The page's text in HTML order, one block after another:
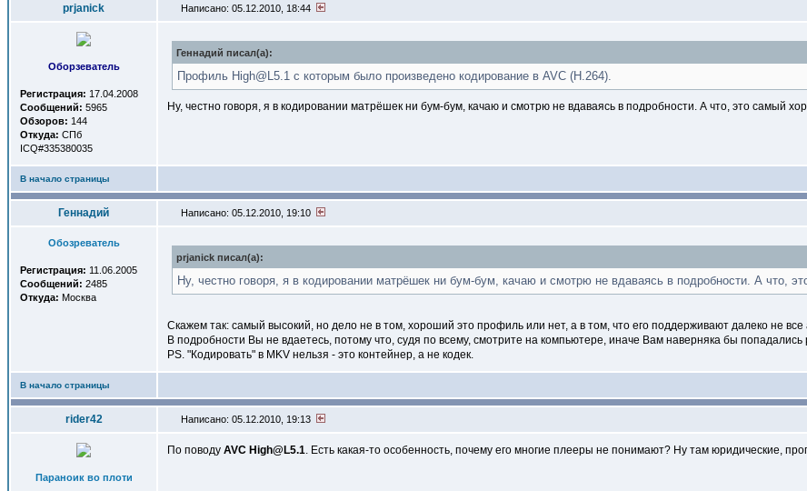
prjanick Написано: 05.12.2010, 18:44
Оборзеватель
Регистрация: 17.04.2008
Сообщений: 5965
Обзоров: 144
Откуда: СПб
ICQ#335380035
Геннадий писал(a):
Профиль High@L5.1 с которым было произведено кодирование в AVC (H.264).
Ну, честно говоря, я в кодировании матрёшек ни бум-бум, качаю и смотрю не вдаваясь в подробности. А что, это самый
В начало страницы
Геннадий Написано: 05.12.2010, 19:10
Обозреватель
Регистрация: 11.06.2005
Сообщений: 2485
Откуда: Москва
prjanick писал(a):
Ну, честно говоря, я в кодировании матрёшек ни бум-бум, качаю и смотрю не вдаваясь в подробности. А что,
Скажем так: самый высокий, но дело не в том, хороший это профиль или нет, а в том, что его поддерживают далеко не
В подробности Вы не вдаетесь, потому что, судя по всему, смотрите на компьютере, иначе Вам наверняка бы
PS. "Кодировать" в MKV нельзя - это контейнер, а не кодек.
В начало страницы
rider42 Написано: 05.12.2010, 19:13
Параноик во плоти
По поводу AVC High@L5.1. Есть какая-то особенность, почему его многие плееры не понимают? Ну там юридические,